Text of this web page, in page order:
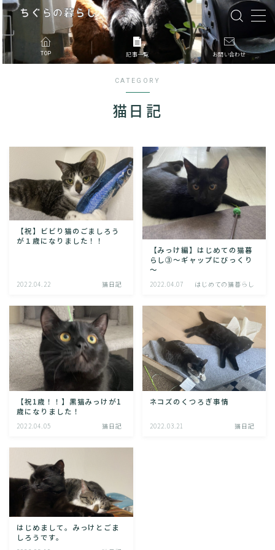
MENU
TOP 記事一覧 お問い合わせ
CATEGORY
猫日記
【祝】ビビり猫のごましろう
が１歳になりました！！
2022.04.22 猫日記
【みっけ編】はじめての猫暮
らし③～ギャップにびっくり
～
2022.04.07 はじめての猫暮らし
【祝1歳！！】黒猫みっけが1
歳になりました！
2022.04.05 猫日記
ネコズのくつろぎ事情
2022.03.21 猫日記
はじめまして。みっけとごま
しろうです。